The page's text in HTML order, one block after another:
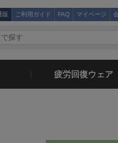
販 ご利用ガイド FAQ マイページ
疲労回復ウェア